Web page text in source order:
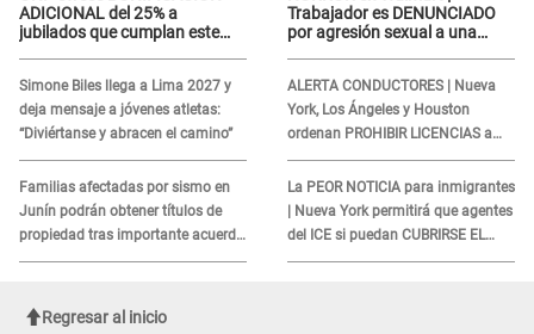
ADICIONAL del 25% a
jubilados que cumplan este
Simone Biles llega a Lima 2027 y
deja mensaje a jóvenes atletas:
“Diviértanse y abracen el camino”
Familias afectadas por sismo en
Junín podrán obtener títulos de
propiedad tras importante acuerdo
de Cofopri
Trabajador es DENUNCIADO
por agresión sexual a una
ALERTA CONDUCTORES | Nueva
York, Los Ángeles y Houston
ordenan PROHIBIR LICENCIAS a
quienes no presenten ESTE
DOCUMENTO
La PEOR NOTICIA para inmigrantes
| Nueva York permitirá que agentes
del ICE si puedan CUBRIRSE EL
ROSTRO
Regresar al inicio